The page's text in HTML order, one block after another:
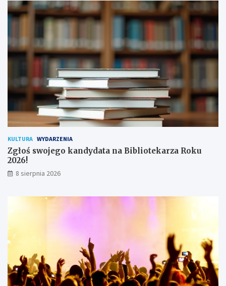
a
n
!
d
y
h
u
ż
o
n
i
ó
w
KULTURA WYDARZENIA
Zgłoś swojego kandydata na Bibliotekarza Roku
2026!
8 sierpnia 2026